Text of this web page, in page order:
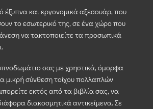
έξυπνα και εργονομικά αξεσουάρ, που
το εσωτερικό της, σε ένα χώρο που
να τακτοποιείτε τα προσωπικά
σας με χρηστικά, όμορφα
μικρή σύνθεση τοίχου πολλαπλών
εκτός από τα βιβλία σας, να
διακοσμητικά αντικείμενα. Σε